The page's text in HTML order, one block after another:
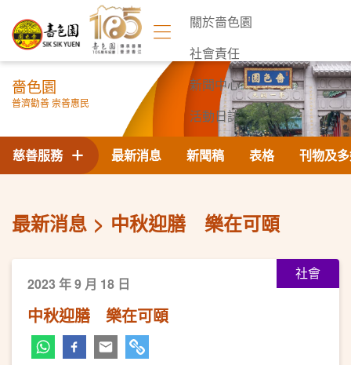
關於嗇色園
社會責任
新聞中心
活動日誌
聯絡我們
嗇色園
普濟勸善 崇善惠民
最新消息 新聞稿 表格 刊物及
慈善服務
最新消息 中秋迎膳 樂在可頤
社會
2023 年 9 月 18 日
中秋迎膳 樂在可頤